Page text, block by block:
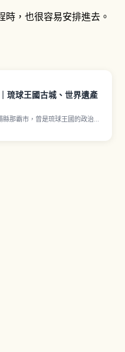
時，也很容易安排進去。
琉球王國古城、世界遺產
縣那霸市，曾是琉球王國的政治、
，繁榮約450年。據稱於14世紀左